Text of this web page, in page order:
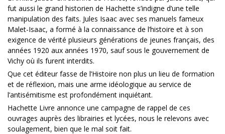
fut aussi le grand historien de Hachette s’indigne d’une telle
manipulation des faits. Jules Isaac avec ses manuels fameux
Malet-Isaac, a formé à la connaissance de l’histoire et à son
exigence de vérité plusieurs générations de jeunes français, des
années 1920 aux années 1970, sauf sous le gouvernement de
Vichy où ils furent interdits.
Que cet éditeur fasse de l’Histoire non plus un lieu de formation
et de réflexion, mais une arme idéologique au service de
l’antisémitisme est profondément inquiétant.
Hachette Livre annonce une campagne de rappel de ces
ouvrages auprès des librairies et lycées, nous le relevons avec
soulagement, bien que le mal soit fait.